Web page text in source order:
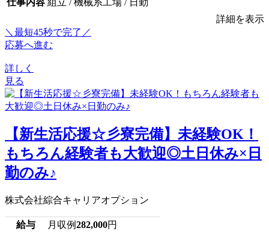
詳細を表示
＼最短45秒で完了／
応募へ進む
詳しく
見る
【新生活応援☆彡寮完備】未経験OK！
もちろん経験者も大歓迎◎土日休み×日
勤のみ♪
株式会社綜合キャリアオプション
給与 月収例282,000円